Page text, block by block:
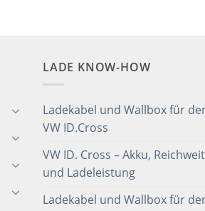
LADE KNOW-HOW
Ladekabel und Wallbox für
VW ID.Cross
VW ID. Cross – Akku,
und Ladeleistung
Ladekabel und Wallbox für